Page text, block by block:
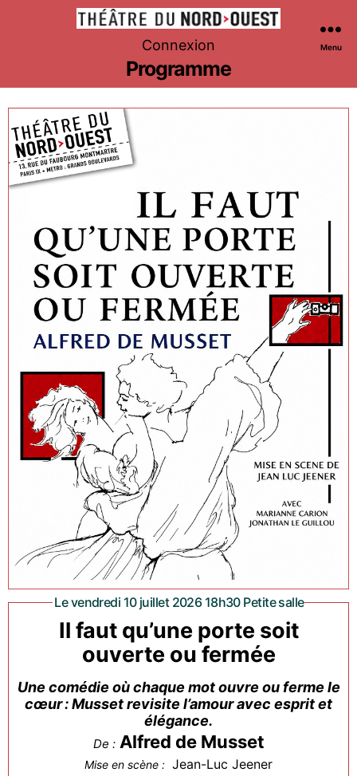
Théâtre
du
Nord-
Ouest
Connexion Menu
Programme
Le vendredi 10 juillet 2026 18h30 Petite salle
Il faut qu’une porte soit
ouverte ou fermée
Une comédie où chaque mot ouvre ou ferme le
cœur : Musset revisite l’amour avec esprit et
élégance.
De : Alfred de Musset
Mise en scène : Jean-Luc Jeener